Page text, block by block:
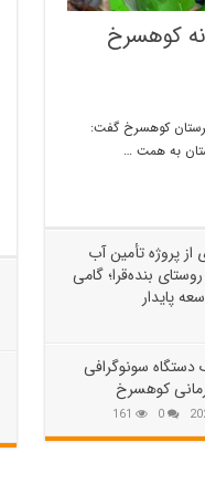
کوهسرخ
کوهسرخ گفت:
به همت …
از پروژه تأمین آب
بنده‌قرا؛ گامی
پایدار
سونوگرافی
کوهسرخ
0
161